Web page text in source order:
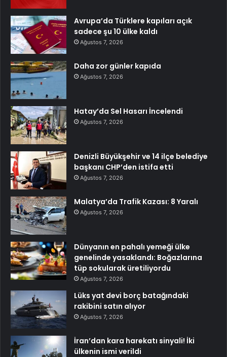
Avrupa’da Türklere kapıları açık
sadece şu 10 ülke kaldı
Ağustos 7, 2026
Daha zor günler kapıda
Ağustos 7, 2026
Hatay’da Sel Hasarı İncelendi
Ağustos 7, 2026
Denizli Büyükşehir ve 14 ilçe belediye
başkanı CHP’den istifa etti
Ağustos 7, 2026
Malatya’da Trafik Kazası: 8 Yaralı
Ağustos 7, 2026
Dünyanın en pahalı yemeği ülke
genelinde yasaklandı: Boğazlarına
tüp sokularak üretiliyordu
Ağustos 7, 2026
Lüks yat devi borç batağındaki
rakibini satın alıyor
Ağustos 7, 2026
İran’dan kara harekatı sinyali! İki
ülkenin ismi verildi